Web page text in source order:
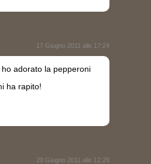
17 Giugno 2011 alle 17:24
adorato la pepperoni
ha rapito!
20 Giugno 2011 alle 12:29